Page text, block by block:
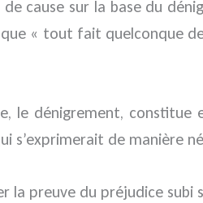
cause sur la base du
« tout fait quelconque
le dénigrement,
s’exprimerait de manière
la preuve du préjudice